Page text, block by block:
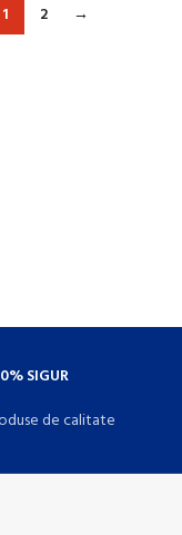
1 2 →
SIGUR
de calitate